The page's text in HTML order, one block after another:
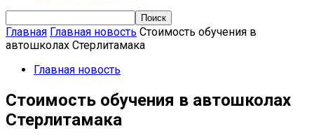
Главная Главная новость Стоимость обучения в
автошколах Стерлитамака
Главная новость
Стоимость обучения в автошколах
Стерлитамака